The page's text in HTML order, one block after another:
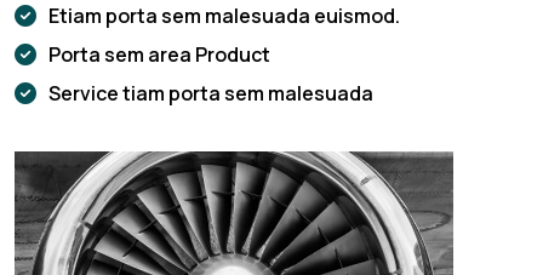
Etiam porta sem malesuada euismod.
Porta sem area Product
Service tiam porta sem malesuada